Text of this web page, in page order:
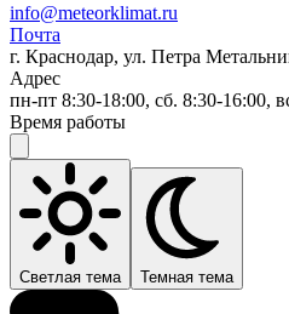
info@meteorklimat.ru
Почта
г. Краснодар, ул. Петра
Адрес
пн-пт 8:30-18:00, сб. 8:30-16:00,
Время работы
Светлая тема Темная тема